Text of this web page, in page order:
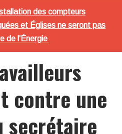
des compteurs
et Églises ne seront pas
de l'Énergie
contre une
secrétaire